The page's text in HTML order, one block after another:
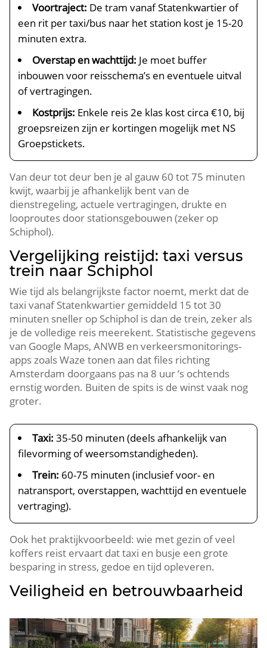
Voortraject: De tram vanaf Statenkwartier of
een rit per taxi/bus naar het station kost je 15-20
minuten extra.
Overstap en wachttijd: Je moet buffer
inbouwen voor reisschema’s en eventuele uitval
of vertragingen.
Kostprijs: Enkele reis 2e klas kost circa €10, bij
groepsreizen zijn er kortingen mogelijk met NS
Groepstickets.
Van deur tot deur ben je al gauw 60 tot 75 minuten
kwijt, waarbij je afhankelijk bent van de
dienstregeling, actuele vertragingen, drukte en
looproutes door stationsgebouwen (zeker op
Schiphol).
Vergelijking reistijd: taxi versus
trein naar Schiphol
Wie tijd als belangrijkste factor noemt, merkt dat de
taxi vanaf Statenkwartier gemiddeld 15 tot 30
minuten sneller op Schiphol is dan de trein, zeker als
je de volledige reis meerekent. Statistische gegevens
van Google Maps, ANWB en verkeersmonitorings-
apps zoals Waze tonen aan dat files richting
Amsterdam doorgaans pas na 8 uur ‘s ochtends
ernstig worden. Buiten de spits is de winst vaak nog
groter.
Taxi: 35-50 minuten (deels afhankelijk van
filevorming of weersomstandigheden).
Trein: 60-75 minuten (inclusief voor- en
natransport, overstappen, wachttijd en eventuele
vertraging).
Ook het praktijkvoorbeeld: wie met gezin of veel
koffers reist ervaart dat taxi en busje een grote
besparing in stress, gedoe en tijd opleveren.
Veiligheid en betrouwbaarheid